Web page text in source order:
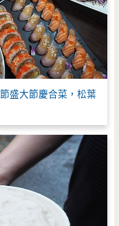
盛大節慶合菜，松葉